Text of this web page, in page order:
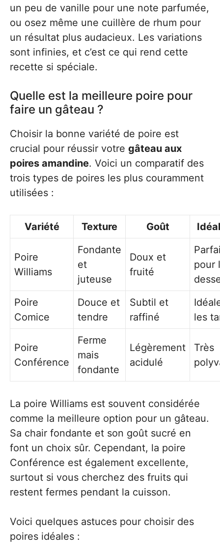
un peu de vanille pour une note parfumée,
ou osez même une cuillère de rhum pour
un résultat plus audacieux. Les variations
sont infinies, et c’est ce qui rend cette
recette si spéciale.
Quelle est la meilleure poire pour
faire un gâteau ?
Choisir la bonne variété de poire est
crucial pour réussir votre gâteau aux
poires amandine. Voici un comparatif des
trois types de poires les plus couramment
utilisées :
Variété Texture Goût
Poire
Williams
Fondante
et
juteuse
Doux et
fruité
pour
Poire
Comice
Douce et
tendre
Subtil et
raffiné
les
Poire
Conférence
Ferme
mais
fondante
Légèrement
acidulé
Très
La poire Williams est souvent considérée
comme la meilleure option pour un gâteau.
Sa chair fondante et son goût sucré en
font un choix sûr. Cependant, la poire
Conférence est également excellente,
surtout si vous cherchez des fruits qui
restent fermes pendant la cuisson.
Voici quelques astuces pour choisir des
poires idéales :